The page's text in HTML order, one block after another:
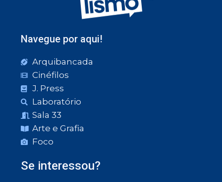
Navegue por aqui!
Arquibancada
Cinéfilos
J. Press
Laboratório
Sala 33
Arte e Grafia
Foco
Se interessou?